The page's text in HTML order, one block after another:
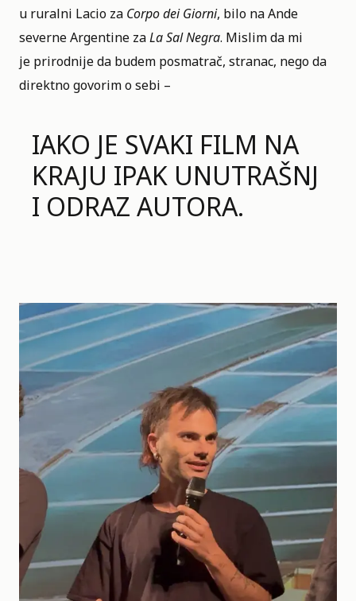
u ruralni Lacio za Corpo dei Giorni, bilo na Ande
severne Argentine zaLa Sal Negra. Mislim da mi
je prirodnije da budem posmatrač, stranac, nego da
direktno govorim o sebi –
IAKO JE SVAKI FILM NA
KRAJU IPAK UNUTRAŠNJ
I ODRAZ AUTORA.